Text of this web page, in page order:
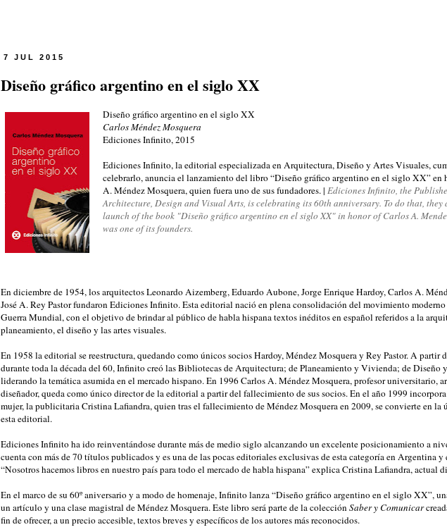
7 JUL 2015
Diseño gráfico argentino en el siglo XX
Diseño gráfico argentino en el siglo XX
Carlos Méndez Mosquera
Ediciones Infinito, 2015
Ediciones Infinito, la editorial especializada en Arquitectura, Diseño y Artes Visuales,
celebrarlo, anuncia el lanzamiento del libro “Diseño gráfico argentino en el siglo XX” en
A. Méndez Mosquera, quien fuera uno de sus fundadores. |Ediciones Infinito, the
Architecture, Design and Visual Arts,is celebrating its 60th anniversary. To do that, they
launch of the book "Diseño gráfico argentino en el siglo XX" in honor of CarlosA.
was one ofits founders.
En diciembre de 1954, los arquitectos Leonardo Aizemberg, Eduardo Aubone, Jorge Enrique Hardoy, Carlos A.
José A. Rey Pastor fundaron Ediciones Infinito. Esta editorial nació en plena consolidación del movimiento moderno
Guerra Mundial, con el objetivo de brindar al público de habla hispana textos inéditos en español referidos a la
planeamiento, el diseño y las artes visuales.
En 1958 la editorial se reestructura, quedando como únicos socios Hardoy, Méndez Mosquera y Rey Pastor. A partir
durante toda la década del 60, Infinito creó las Bibliotecas de Arquitectura; de Planeamiento y Vivienda; de Diseño
liderando la temática asumida en el mercado hispano. En 1996 Carlos A. Méndez Mosquera, profesor universitario,
diseñador, queda como único director de la editorial a partir del fallecimiento de sus socios. En el año 1999 incorpora
mujer, la publicitaria Cristina Lafiandra, quien tras el fallecimiento de Méndez Mosquera en 2009, se convierte en la
esta editorial.
Ediciones Infinito ha ido reinventándose durante más de medio siglo alcanzando un excelente posicionamiento a
cuenta con más de 70 títulos publicados y es una de las pocas editoriales exclusivas de esta categoría en Argentina y
“Nosotros hacemos libros en nuestro país para todo el mercado de habla hispana” explica Cristina Lafiandra, actual
En el marco de su 60º aniversario y a modo de homenaje, Infinito lanza “Diseño gráfico argentino en el siglo XX”,
un artículo y una clase magistral de Méndez Mosquera. Este libro será parte de la colecciónSaber y Comunicar
fin de ofrecer, a un precio accesible, textos breves y específicos de los autores más reconocidos.